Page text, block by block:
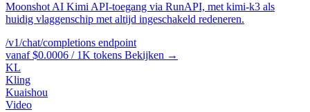
Moonshot AI Kimi API-toegang via RunAPI, met kimi-k3 als
huidig vlaggenschip met altijd ingeschakeld redeneren.
/v1/chat/completions endpoint
vanaf $0.0006 / 1K tokens Bekijken →
KL
Kling
Kuaishou
Video